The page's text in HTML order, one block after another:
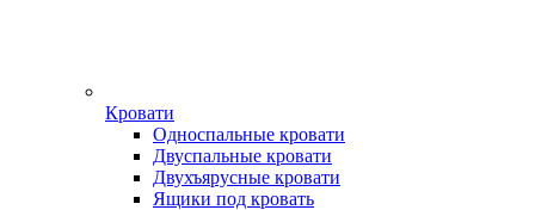
Кровати
Односпальные кровати
Двуспальные кровати
Двухъярусные кровати
Ящики под кровать